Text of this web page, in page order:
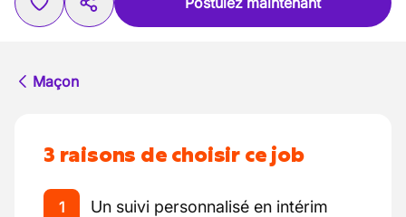
Maçon
3 raisons de choisir ce job
1 Un suivi personnalisé en intérim